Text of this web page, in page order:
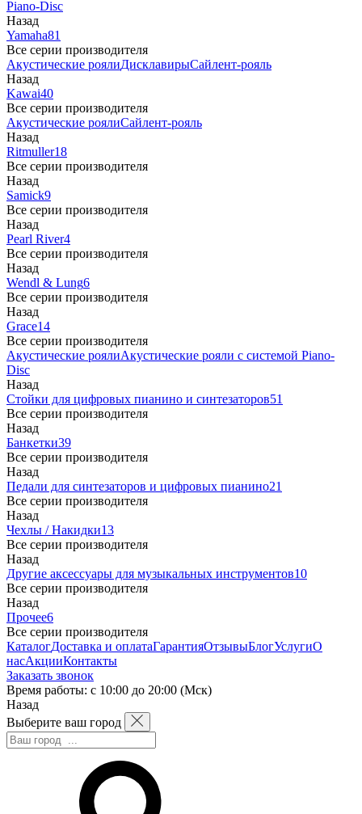
Piano-Disc
Назад
Yamaha81
Все серии производителя
Акустические роялиДисклавирыСайлент-рояль
Назад
Kawai40
Все серии производителя
Акустические роялиСайлент-рояль
Назад
Ritmuller18
Все серии производителя
Назад
Samick9
Все серии производителя
Назад
Pearl River4
Все серии производителя
Назад
Wendl & Lung6
Все серии производителя
Назад
Grace14
Все серии производителя
Акустические роялиАкустические рояли с системой Piano-
Disc
Назад
Стойки для цифровых пианино и синтезаторов51
Все серии производителя
Назад
Банкетки39
Все серии производителя
Назад
Педали для синтезаторов и цифровых пианино21
Все серии производителя
Назад
Чехлы / Накидки13
Все серии производителя
Назад
Другие аксессуары для музыкальных инструментов10
Все серии производителя
Назад
Прочее6
Все серии производителя
КаталогДоставка и оплатаГарантияОтзывыБлогУслугиО
насАкцииКонтакты
Заказать звонок
Время работы: с 10:00 до 20:00 (Мск)
Назад
Выберите ваш город